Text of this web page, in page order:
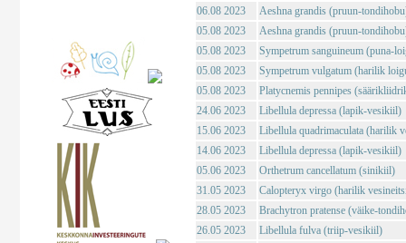
06.08 2023
Aeshna grandis (pruun-
05.08 2023
Aeshna grandis (pruun-
05.08 2023
Sympetrum sanguineum (puna-
05.08 2023
Sympetrum vulgatum (harilik
05.08 2023
Platycnemis pennipes
24.06 2023
Libellula depressa (lapik-vesikiil)
15.06 2023
Libellula quadrimaculata (harilik
14.06 2023
Libellula depressa (lapik-vesikiil)
05.06 2023
Orthetrum cancellatum (sinikiil)
31.05 2023
Calopteryx virgo (harilik
28.05 2023
Brachytron pratense (väike-
26.05 2023
Libellula fulva (triip-vesikiil)